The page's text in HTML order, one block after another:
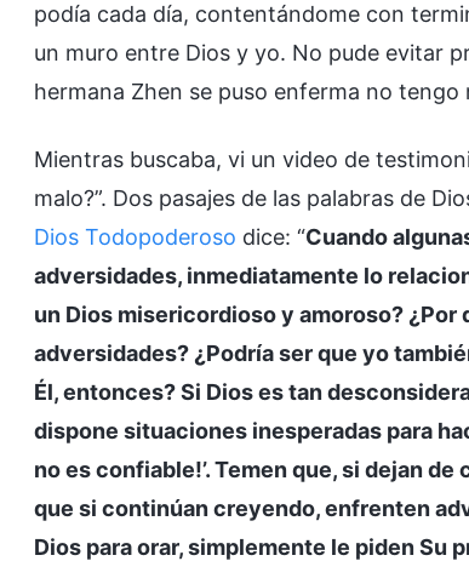
podía cada día, contentándome con
un muro entre Dios y yo. No pude evitar
hermana Zhen se puso enferma no
Mientras buscaba, vi un video de
malo?”. Dos pasajes de las palabras de
Dios Todopoderoso dice: “Cuando
adversidades, inmediatamente lo
un Dios misericordioso y amoroso?
adversidades? ¿Podría ser que yo
Él, entonces? Si Dios es tan
dispone situaciones inesperadas para
no es confiable!’. Temen que, si dejan
que si continúan creyendo, enfrenten
Dios para orar, simplemente le piden Su